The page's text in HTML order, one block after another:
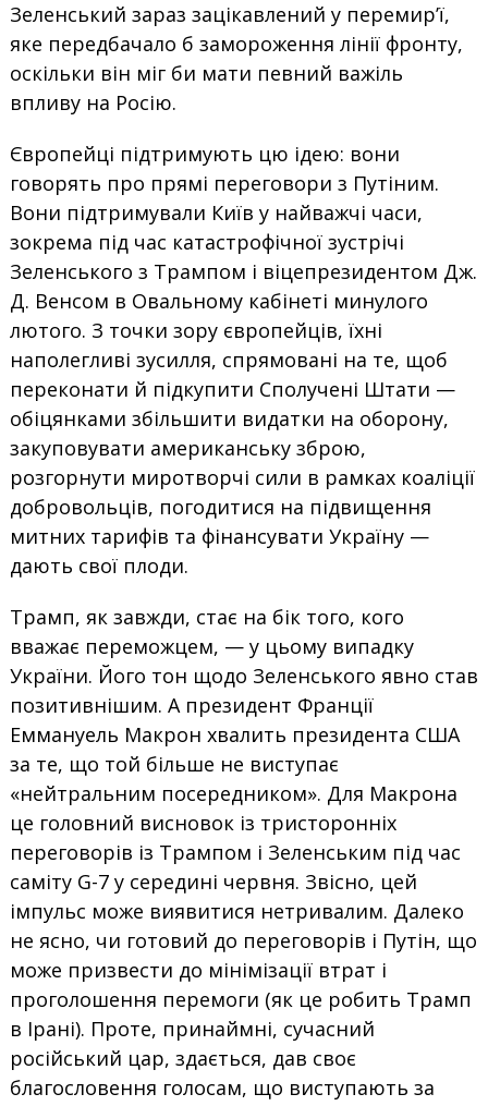
Зеленський зараз зацікавлений у перемир’ї,
яке передбачало б замороження лінії фронту,
оскільки він міг би мати певний важіль
впливу на Росію.
Європейці підтримують цю ідею: вони
говорять про прямі переговори з Путіним.
Вони підтримували Київ у найважчі часи,
зокрема під час катастрофічної зустрічі
Зеленського з Трампом і віцепрезидентом Дж.
Д. Венсом в Овальному кабінеті минулого
лютого. З точки зору європейців, їхні
наполегливі зусилля, спрямовані на те, щоб
переконати й підкупити Сполучені Штати —
обіцянками збільшити видатки на оборону,
закуповувати американську зброю,
розгорнути миротворчі сили в рамках коаліції
добровольців, погодитися на підвищення
митних тарифів та фінансувати Україну —
дають свої плоди.
Трамп, як завжди, стає на бік того, кого
вважає переможцем, — у цьому випадку
України. Його тон щодо Зеленського явно став
позитивнішим. А президент Франції
Еммануель Макрон хвалить президента США
за те, що той більше не виступає
«нейтральним посередником». Для Макрона
це головний висновок із тристоронніх
переговорів із Трампом і Зеленським під час
саміту G-7 у середині червня. Звісно, цей
імпульс може виявитися нетривалим. Далеко
не ясно, чи готовий до переговорів і Путін, що
може призвести до мінімізації втрат і
проголошення перемоги (як це робить Трамп
в Ірані). Проте, принаймні, сучасний
російський цар, здається, дав своє
благословення голосам, що виступають за